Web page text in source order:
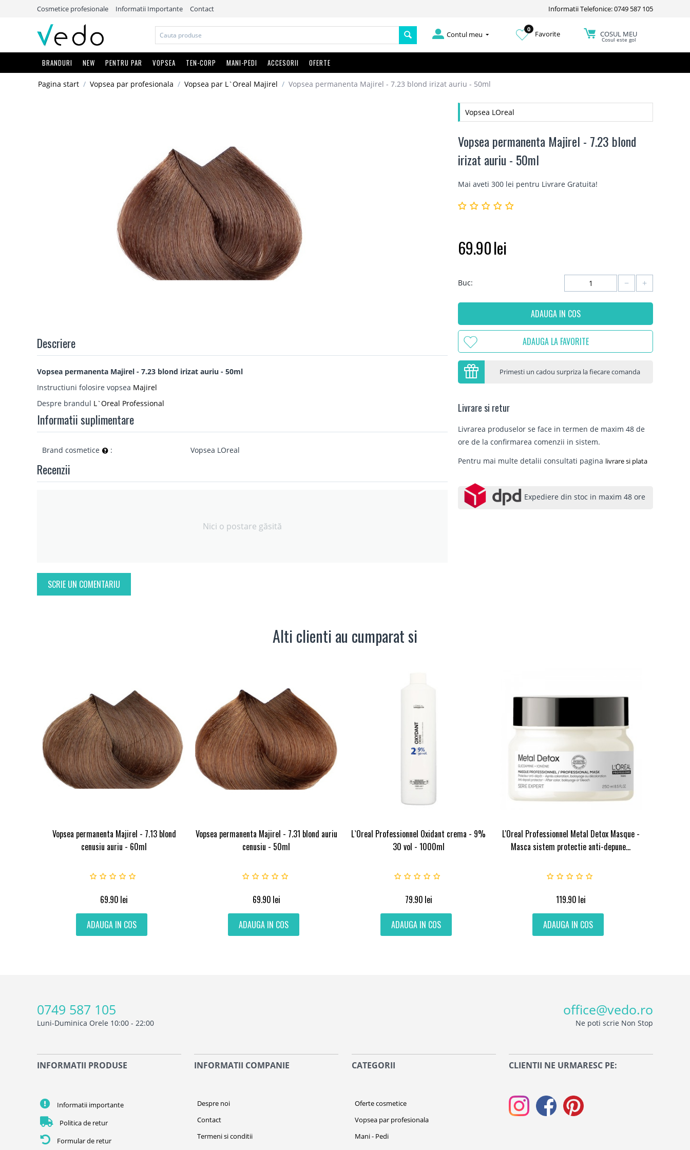
Cosmetice profesionale Informatii Importante Contact Informatii Telefonice: 0749 587 105
Contul meu
0
Favorite COSUL MEU
Cosul este gol
BRANDURI NEW PENTRU PAR VOPSEA TEN-CORP MANI-PEDI ACCESORII OFERTE
Pagina start / Vopsea par profesionala / Vopsea par L`Oreal Majirel / Vopsea permanenta Majirel - 7.23 blond irizat auriu - 50ml
Descriere
Vopsea permanenta Majirel - 7.23 blond irizat auriu - 50ml
Instructiuni folosire vopsea Majirel
Despre brandul L`Oreal Professional
Informatii suplimentare
Brand cosmetice : Vopsea LOreal
Recenzii
Nici o postare găsită
SCRIE UN COMENTARIU
Vopsea LOreal
Vopsea permanenta Majirel - 7.23 blond
irizat auriu - 50ml
Mai aveti 300 lei pentru Livrare Gratuita!
69.90lei
Buc: +
−
ADAUGA IN COS
ADAUGA LA FAVORITE
Primesti un cadou surpriza la fiecare comanda
Livrare si retur
Livrarea produselor se face in termen de maxim 48 de
ore de la confirmarea comenzii in sistem.
Pentru mai multe detalii consultati pagina livrare si plata
Expediere din stoc in maxim 48 ore
Alti clienti au cumparat si
Vopsea permanenta Majirel - 7.13 blond
cenusiu auriu - 60ml
69.90 lei
ADAUGA IN COS
Vopsea permanenta Majirel - 7.31 blond auriu
cenusiu - 50ml
69.90 lei
ADAUGA IN COS
L`Oreal Professionnel Oxidant crema - 9%
30 vol - 1000ml
79.90 lei
ADAUGA IN COS
L'Oreal Professionnel Metal Detox Masque -
Masca sistem protectie anti-depune...
119.90 lei
ADAUGA IN COS
0749 587 105
Luni-Duminica Orele 10:00 - 22:00
office@vedo.ro
Ne poti scrie Non Stop
INFORMATII PRODUSE
Informatii importante
Politica de retur
Formular de retur
INFORMATII COMPANIE
Despre noi
Contact
Termeni si conditii
CATEGORII
Oferte cosmetice
Vopsea par profesionala
Mani - Pedi
CLIENTII NE URMARESC PE: